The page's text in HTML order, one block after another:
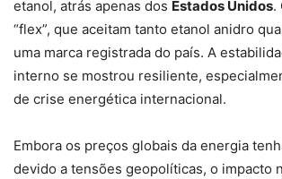
etanol, atrás apenas dos Estados Unidos.
“flex”, que aceitam tanto etanol anidro
uma marca registrada do país. A
interno se mostrou resiliente,
de crise energética internacional.
Embora os preços globais da energia
devido a tensões geopolíticas, o impacto